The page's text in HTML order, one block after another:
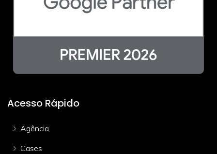
Acesso Rápido
Agência
Cases